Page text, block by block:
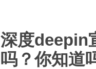
深度deepin
吗？你知道